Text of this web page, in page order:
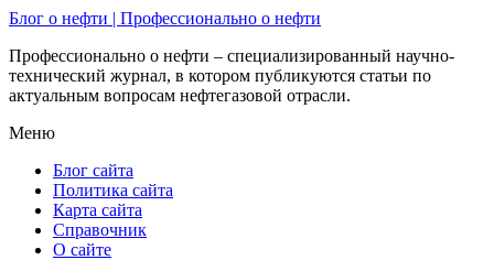
Блог о нефти | Профессионально о нефти
Профессионально о нефти – специализированный научно-
технический журнал, в котором публикуются статьи по
актуальным вопросам нефтегазовой отрасли.
Меню
Блог сайта
Политика сайта
Карта сайта
Справочник
О сайте